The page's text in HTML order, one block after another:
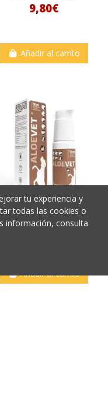
9,80€
Añadir al carrito
Gel Cicatrizante
Para Heridas Natural
Añadir al carrito
tu experiencia y
todas las cookies o
información, consulta